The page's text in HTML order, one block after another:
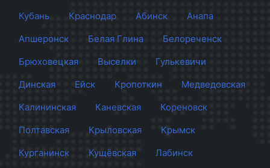
Кубань Краснодар Абинск
Анапа
Апшеронск
Белая Глина
Белореченск
Брюховецкая
Выселки
Гулькевичи
Динская
Ейск Кропоткин
Медведовская
Калининская
Каневская
Кореновск
Полтавская
Крыловская
Крымск
Курганинск
Кущёвская
Лабинск